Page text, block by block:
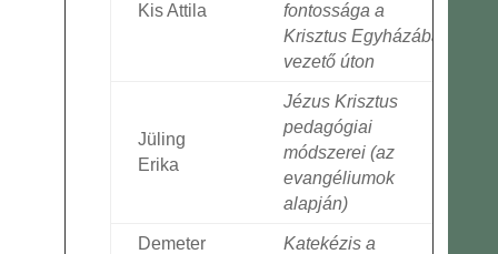
Kis Attila
fontossága a
Krisztus Egyházába
vezető úton
Jüling
Erika
Jézus Krisztus
pedagógiai
módszerei (az
evangéliumok
alapján)
Demeter
Katekézis a